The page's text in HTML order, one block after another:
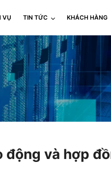
VỤ TIN TỨC KHÁCH HÀNG
và hợp